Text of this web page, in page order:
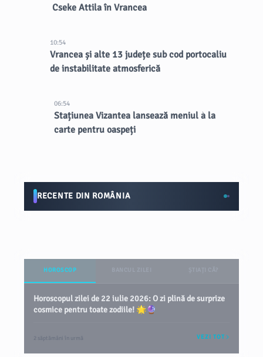
Cseke Attila în Vrancea
10:54
Vrancea și alte 13 județe sub cod portocaliu
de instabilitate atmosferică
06:54
Stațiunea Vizantea lansează meniul à la
carte pentru oaspeți
RECENTE DIN ROMÂNIA
HOROSCOP
Horoscopul zilei de 22 iulie 2026: O zi plină de surprize
cosmice pentru toate zodiile! 🌟🔮
2 săptămâni în urmă VEZI TOT